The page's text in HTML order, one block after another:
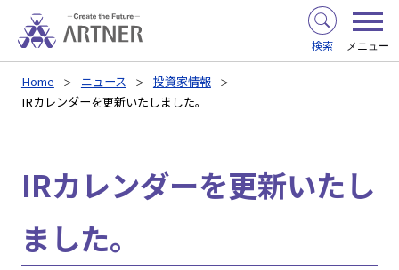
検索 メニュー
Home ニュース
投資家情報
IRカレンダーを更新いたしました。
IRカレンダーを更新いたし
ました。